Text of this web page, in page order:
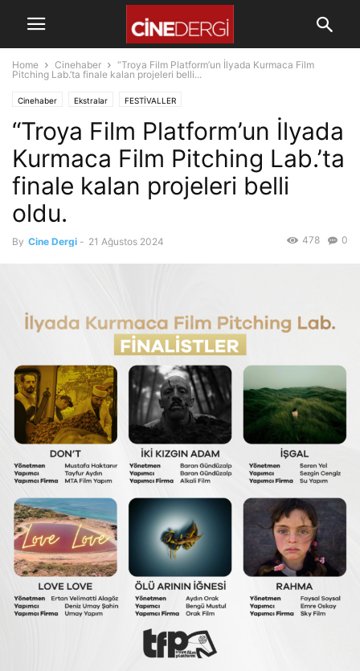
Home Cinehaber
“Troya Film Platform’un İlyada Kurmaca Film
Pitching Lab.’ta finale kalan projeleri belli...
Cinehaber Ekstralar FESTİVALLER
“Troya Film Platform’un İlyada
Kurmaca Film Pitching Lab.’ta
finale kalan projeleri belli
oldu.
By Cine Dergi - 21 Ağustos 2024 0
478